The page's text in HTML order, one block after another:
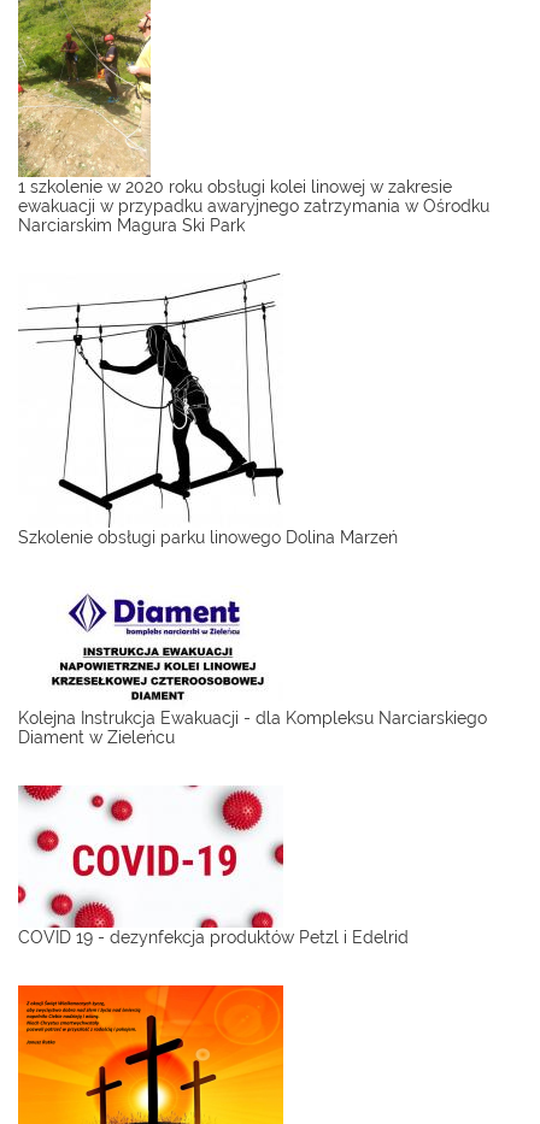
1 szkolenie w 2020 roku obsługi kolei linowej w zakresie
ewakuacji w przypadku awaryjnego zatrzymania w Ośrodku
Narciarskim Magura Ski Park
Szkolenie obsługi parku linowego Dolina Marzeń
Kolejna Instrukcja Ewakuacji - dla Kompleksu Narciarskiego
Diament w Zieleńcu
COVID 19 - dezynfekcja produktów Petzl i Edelrid